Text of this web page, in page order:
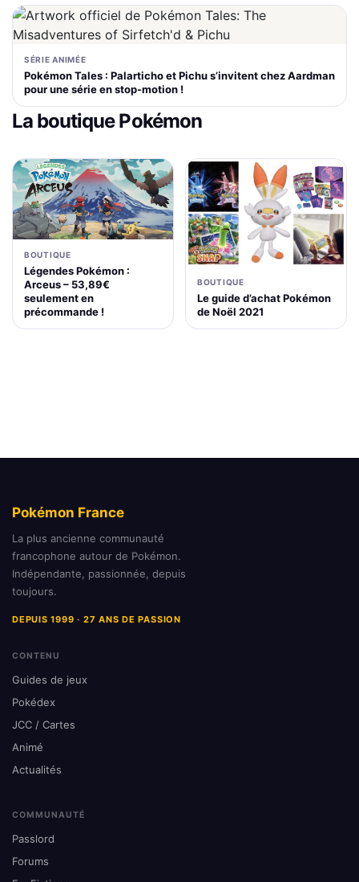
SÉRIE ANIMÉE
Pokémon Tales : Palarticho et Pichu s’invitent chez Aardman
pour une série en stop-motion !
La boutique Pokémon
BOUTIQUE
Légendes Pokémon :
Arceus – 53,89€
seulement en
précommande !
BOUTIQUE
Le guide d’achat Pokémon
de Noël 2021
Pokémon France
La plus ancienne communauté
francophone autour de Pokémon.
Indépendante, passionnée, depuis
toujours.
DEPUIS 1999 · 27 ANS DE PASSION
CONTENU
Guides de jeux
Pokédex
JCC / Cartes
Animé
Actualités
COMMUNAUTÉ
Passlord
Forums